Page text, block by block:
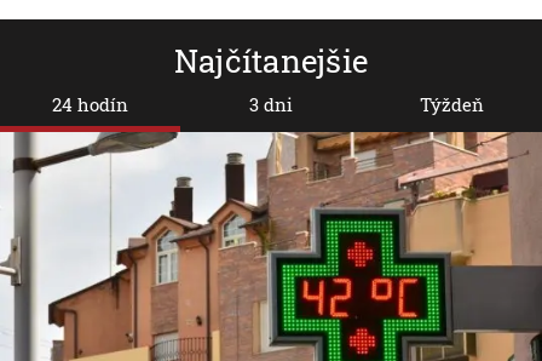
Najčítanejšie
24 hodín 3 dni Týždeň